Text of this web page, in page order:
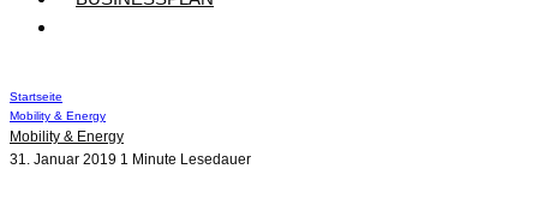
Startseite
Mobility & Energy
Mobility & Energy
31. Januar 2019 1 Minute Lesedauer